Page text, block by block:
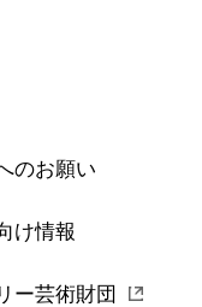
のお願い
け情報
ー芸術財団